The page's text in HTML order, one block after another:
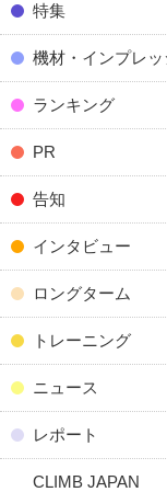
特集
機材・インプレッ
ランキング
PR
告知
インタビュー
ロングターム
トレーニング
ニュース
レポート
CLIMB JAPAN